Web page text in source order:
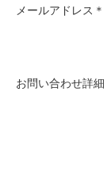
メールアドレス ＊
お問い合わせ詳細